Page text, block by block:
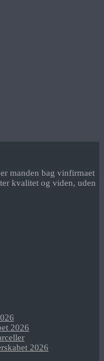
manden bag vinfirmaet
kvalitet og viden, uden
2026
2026